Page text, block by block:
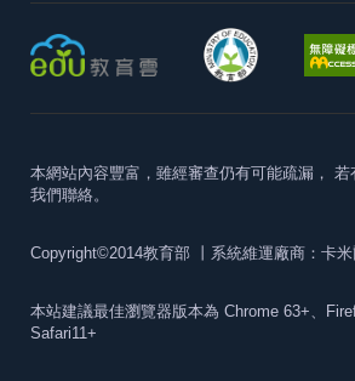
本網站內容豐富，雖經審查仍有可能疏漏， 若
我們聯絡。
Copyright©2014教育部 丨系統維運廠商：卡
本站建議最佳瀏覽器版本為 Chrome 63+、
Safari11+